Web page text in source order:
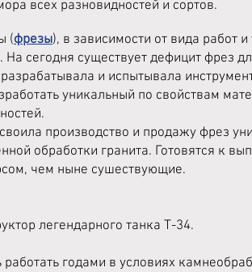
всех разновидностей и сортов.
(фрезы), в зависимости от вида работ
На сегодня существует дефицит фрез
и испытывала
уникальный по свойствам
производство и продажу фрез
обработки гранита. Готовятся к
чем ныне сушествующие.
легендарного танка Т-34.
работать годами в условиях